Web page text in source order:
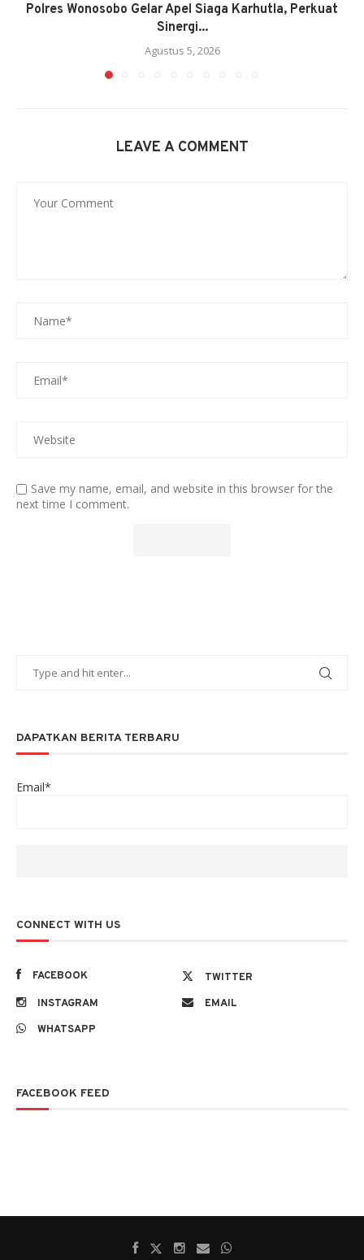
Polres Wonosobo Gelar Apel Siaga Karhutla, Perkuat
Sinergi...
Agustus 5, 2026
LEAVE A COMMENT
Save my name, email, and website in this browser for the
next time I comment.
DAPATKAN BERITA TERBARU
Email*
CONNECT WITH US
FACEBOOK
TWITTER
INSTAGRAM
EMAIL
WHATSAPP
FACEBOOK FEED